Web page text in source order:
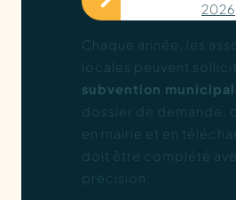
2026
Chaque année, les
locales peuvent
subvention
dossier de demande,
en mairie et en
doit être complété
précision.